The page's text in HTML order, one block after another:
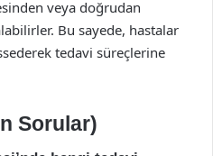
veya doğrudan
Bu sayede, hastalar
tedavi süreçlerine
Sorular)